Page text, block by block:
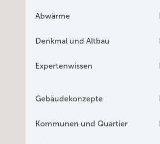
Abwärme
Denkmal und Altbau
Expertenwissen
Gebäudekonzepte
Kommunen und Quartier